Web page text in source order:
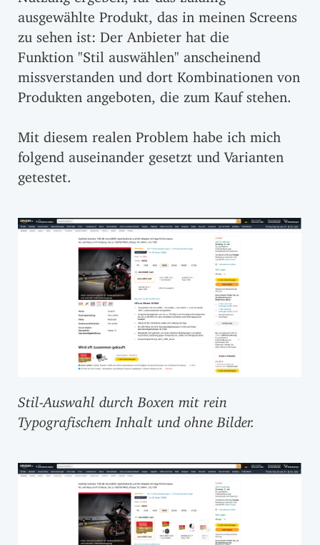
ausgewählte Produkt, das in meinen Screens
zu sehen ist: Der Anbieter hat die
Funktion "Stil auswählen" anscheinend
missverstanden und dort Kombinationen von
Produkten angeboten, die zum Kauf stehen.
Mit diesem realen Problem habe ich mich
folgend auseinander gesetzt und Varianten
getestet.
Stil-Auswahl durch Boxen mit rein
Typografischem Inhalt und ohne Bilder.